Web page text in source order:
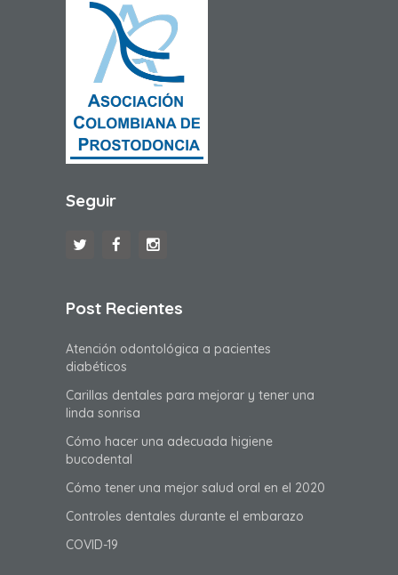
Seguir
Post Recientes
Atención odontológica a pacientes
diabéticos
Carillas dentales para mejorar y tener una
linda sonrisa
Cómo hacer una adecuada higiene
bucodental
Cómo tener una mejor salud oral en el 2020
Controles dentales durante el embarazo
COVID-19